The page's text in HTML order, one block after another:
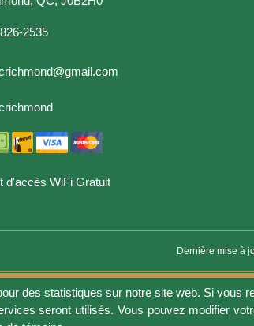
des statistiques sur notre site web. Si vous
seront utilisés. Vous pouvez modifier
2535
d'accès WiFi Gratuit
Dernière mise à
Conditions d'utilisation Vie privée Gérer les fichiers